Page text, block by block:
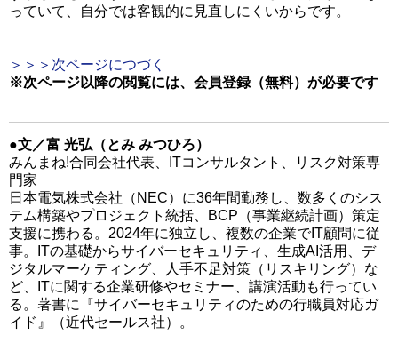
っていて、自分では客観的に見直しにくいからです。
＞＞＞次ページにつづく
※次ページ以降の閲覧には、会員登録（無料）が必要です
●文／富 光弘（とみ みつひろ）
みんまね!合同会社代表、ITコンサルタント、リスク対策専
門家
日本電気株式会社（NEC）に36年間勤務し、数多くのシス
テム構築やプロジェクト統括、BCP（事業継続計画）策定
支援に携わる。2024年に独立し、複数の企業でIT顧問に従
事。ITの基礎からサイバーセキュリティ、生成AI活用、デ
ジタルマーケティング、人手不足対策（リスキリング）な
ど、ITに関する企業研修やセミナー、講演活動も行ってい
る。著書に『サイバーセキュリティのための行職員対応ガ
イド』（近代セールス社）。